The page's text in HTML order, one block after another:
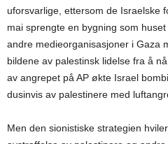
uforsvarlige, ettersom de Israelske
mai sprengte en bygning som
andre medieorganisasjoner i Gaza
bildene av palestinsk lidelse fra å
av angrepet på AP økte Israel
dusinvis av palestinere med
Men den sionistiske strategien